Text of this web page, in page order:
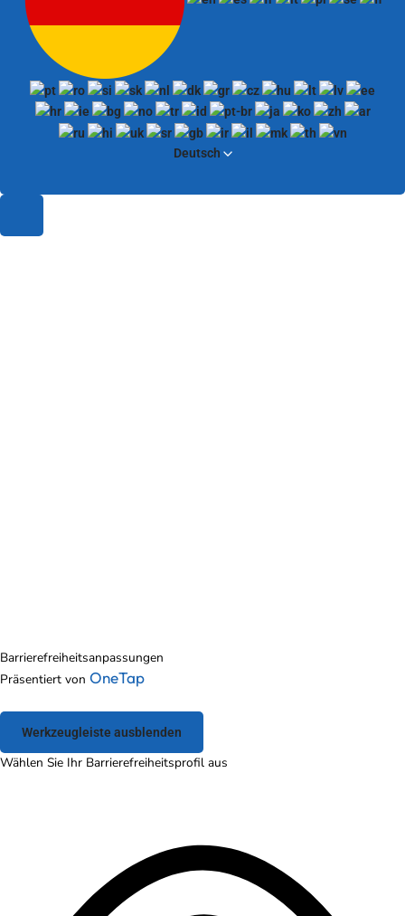
Deutsch
Barrierefreiheitsanpassungen
Präsentiert von OneTap
Werkzeugleiste ausblenden
Wählen Sie Ihr Barrierefreiheitsprofil aus